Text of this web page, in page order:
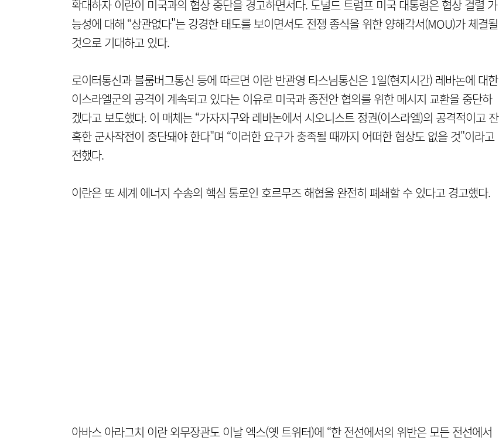
확대하자 이란이 미국과의 협상 중단을 경고하면서다. 도널드 트럼프 미국 대통령은 협상 결렬 가
능성에 대해 “상관없다"는 강경한 태도를 보이면서도 전쟁 종식을 위한 양해각서(MOU)가 체결될
것으로 기대하고 있다.
로이터통신과 블룸버그통신 등에 따르면 이란 반관영 타스님통신은 1일(현지시간) 레바논에 대한
이스라엘군의 공격이 계속되고 있다는 이유로 미국과 종전안 협의를 위한 메시지 교환을 중단하
겠다고 보도했다. 이 매체는 “가자지구와 레바논에서 시오니스트 정권(이스라엘)의 공격적이고 잔
혹한 군사작전이 중단돼야 한다"며 “이러한 요구가 충족될 때까지 어떠한 협상도 없을 것"이라고
전했다.
이란은 또 세계 에너지 수송의 핵심 통로인 호르무즈 해협을 완전히 폐쇄할 수 있다고 경고했다.
아바스 아라그치 이란 외무장관도 이날 엑스(옛 트위터)에 “한 전선에서의 위반은 모든 전선에서